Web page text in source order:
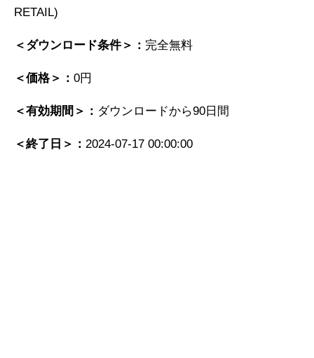
RETAIL)
＜ダウンロード条件＞： 完全無料
＜価格＞： 0円
＜有効期間＞： ダウンロードから90日間
＜終了日＞： 2024-07-17 00:00:00